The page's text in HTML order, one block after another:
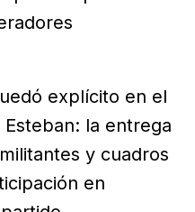
explícito en el
la entrega
y cuadros
en